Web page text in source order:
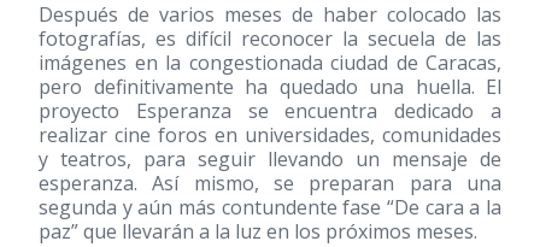
Después de varios meses de haber colocado las
fotografías, es difícil reconocer la secuela de las
imágenes en la congestionada ciudad de Caracas,
pero definitivamente ha quedado una huella. El
proyecto Esperanza se encuentra dedicado a
realizar cine foros en universidades, comunidades
y teatros, para seguir llevando un mensaje de
esperanza. Así mismo, se preparan para una
segunda y aún más contundente fase “De cara a la
paz” que llevarán a la luz en los próximos meses.